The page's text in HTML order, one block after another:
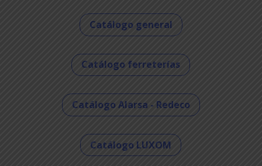
Catálogo general
Catálogo ferreterías
Catálogo Alarsa - Redeco
Catálogo LUXOM